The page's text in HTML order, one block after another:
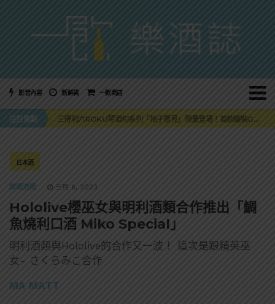
影音內容 新鮮貨 一飲商店
注目焦點
萬眾敲碗如期回歸！SUNMAI金色三麥3度攜手花蓮瓜農品牌「阿強西瓜」
三得利六ROKU琴酒旬系列「柚子雪見」限量登場！首款罐裝GIN SODA 10月同步上市
美國正式恢復蘇格蘭威士忌零關稅！烈酒產業再次迎來重磅利多
日本酒
精選酒聞 三月 6, 2023
Hololive櫻巫女與明利酒類合作推出「鯛
魚燒利口酒 Miko Special」
明利酒類與Hololive的合作又一波！ 這次是跟精英巫
女- さくらみこ合作
MA MATT